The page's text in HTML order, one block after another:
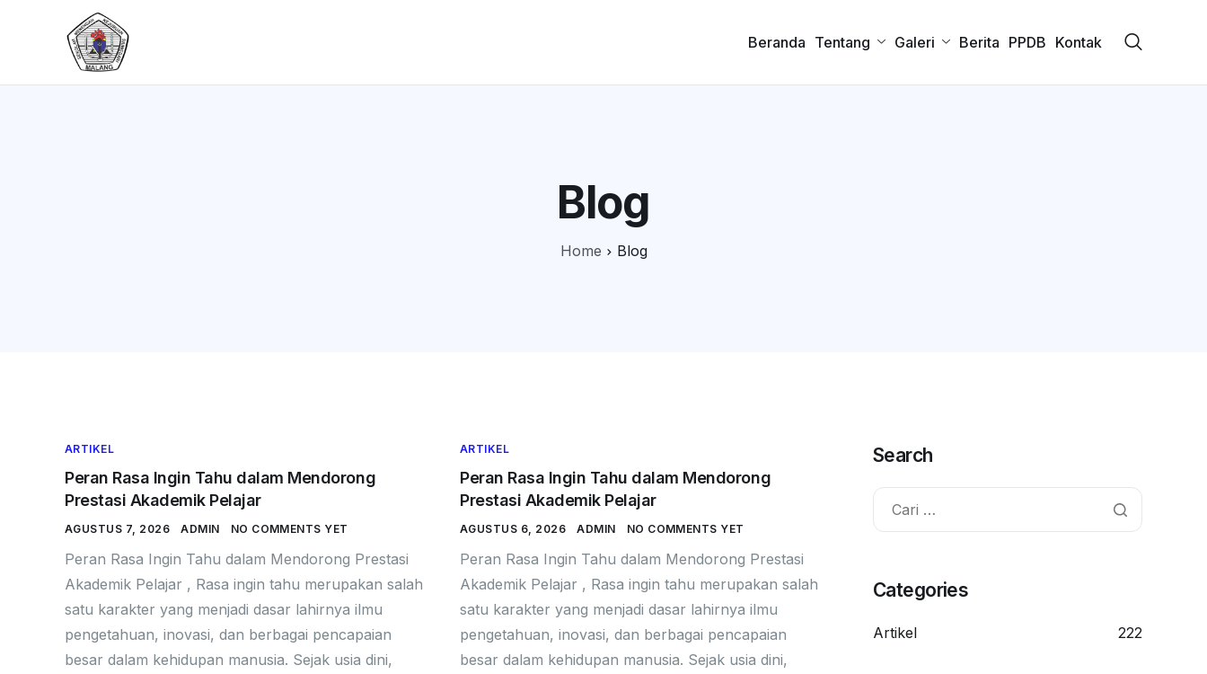
Beranda Tentang Galeri Berita PPDB Kontak
Blog
Home Blog
ARTIKEL
Peran Rasa Ingin Tahu dalam Mendorong
Prestasi Akademik Pelajar
AGUSTUS 7, 2026 ADMIN NO COMMENTS YET
Peran Rasa Ingin Tahu dalam Mendorong Prestasi
Akademik Pelajar , Rasa ingin tahu merupakan salah
satu karakter yang menjadi dasar lahirnya ilmu
pengetahuan, inovasi, dan berbagai pencapaian
besar dalam kehidupan manusia. Sejak usia dini,
ARTIKEL
Peran Rasa Ingin Tahu dalam Mendorong
Prestasi Akademik Pelajar
AGUSTUS 6, 2026 ADMIN NO COMMENTS YET
Peran Rasa Ingin Tahu dalam Mendorong Prestasi
Akademik Pelajar , Rasa ingin tahu merupakan salah
satu karakter yang menjadi dasar lahirnya ilmu
pengetahuan, inovasi, dan berbagai pencapaian
besar dalam kehidupan manusia. Sejak usia dini,
Search
Categories
Artikel 222